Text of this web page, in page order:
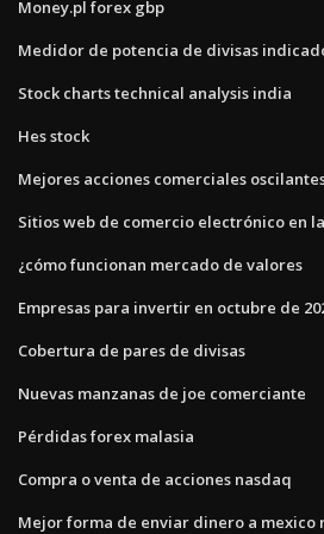
Money.pl forex gbp
Medidor de potencia de divisas
Stock charts technical analysis india
Hes stock
Mejores acciones comerciales
Sitios web de comercio electrónico en
¿cómo funcionan mercado de valores
Empresas para invertir en octubre de
Cobertura de pares de divisas
Nuevas manzanas de joe comerciante
Pérdidas forex malasia
Compra o venta de acciones nasdaq
Mejor forma de enviar dinero a mexico